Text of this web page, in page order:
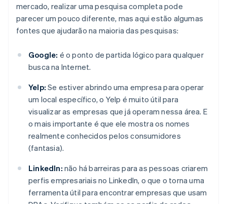
mercado, realizar uma pesquisa completa pode
parecer um pouco diferente, mas aqui estão algumas
fontes que ajudarão na maioria das pesquisas:
Google: é o ponto de partida lógico para qualquer
busca na Internet.
Yelp: Se estiver abrindo uma empresa para operar
um local específico, o Yelp é muito útil para
visualizar as empresas que já operam nessa área. E
o mais importante é que ele mostra os nomes
realmente conhecidos pelos consumidores
(fantasia).
LinkedIn: não há barreiras para as pessoas criarem
perfis empresariais no LinkedIn, o que o torna uma
ferramenta útil para encontrar empresas que usam